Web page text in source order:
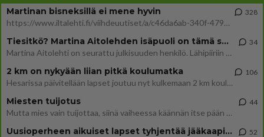
Martinan bisneksillä ei mene hyvin
https://www.iltalehti.fi/viihdeuutiset/a/c46da6ab-340f-4790-aaa7-0865eed2336 Yrityksen konkurssihakemus on tullut kärä
328
Tiesitkö? Martina Aitolehden isäpuoli on tämä suosittu laulaja
Martina Aitolehti on seurattu julkisuuden henkilö. Lähipiiriin mahtuu muitakin tunnettuja henkilöitä. Tiesitkö, että Ma
34
2 km on nykyään liian pitkä koulumatka
Hesarissa päivitellään lapset joutuu nyt kulkemaan 2 km kouluun jösses. Ruostefillarilla tuo matka menee vaikka miten äk
106
Miesten tuijotus
Mutta mies vain tuijottaa, siinä vaiheessa käännän itse pään pois. Mikä juttu? Yleensä jos joku tuijottaa tai katsoo, hä
44
Uusioperheen aikuiset lapset tyhjentää jääkaapin käydessään 52